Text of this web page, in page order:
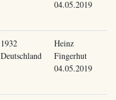
04.05.2019
1932
Deutschland
Heinz
Fingerhut
04.05.2019